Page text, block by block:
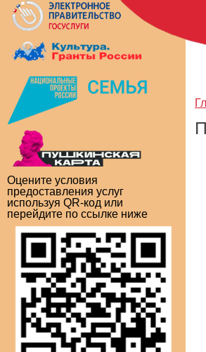
Оцените условия
предоставления услуг
используя QR-код или
перейдите по ссылке ниже